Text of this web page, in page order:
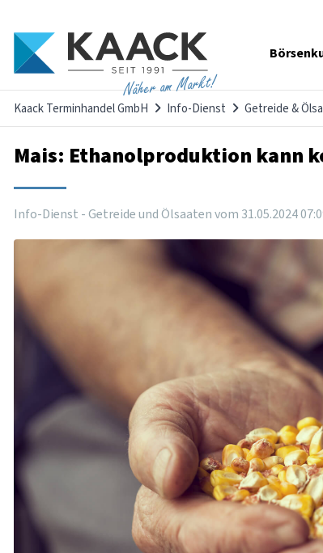
Näher am Markt!
Navigation
Kaack Terminhandel GmbH Info-Dienst Getreide &
Mais: Ethanolproduktion kann
Info-Dienst - Getreide und Ölsaaten vom 31.05.202407: